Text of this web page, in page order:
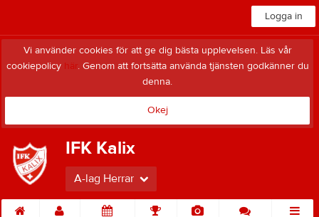
Logga in
Vi använder cookies för att ge dig bästa upplevelsen. Läs vår
cookiepolicy här. Genom att fortsätta använda tjänsten godkänner du
denna.
Okej
IFK Kalix
A-lag Herrar